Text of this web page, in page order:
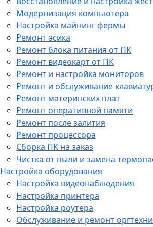
Модернизация компьютера
Настройка майнинг фермы
Ремонт асика
Ремонт блока питания от ПК
Ремонт видеокарт от ПК
Ремонт и настройка мониторов
Ремонт и обслуживание
Ремонт материнских плат
Ремонт оперативной памяти
Ремонт после залития
Ремонт процессора
Сборка ПК на заказ
Чистка от пыли и замена
Настройка оборудования
Настройка видеонаблюдения
Настройка принтера
Настройка роутера
Обслуживание и ремонт